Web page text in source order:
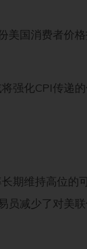
美国消费者价
强化CPI传递
期维持高位的
员减少了对美